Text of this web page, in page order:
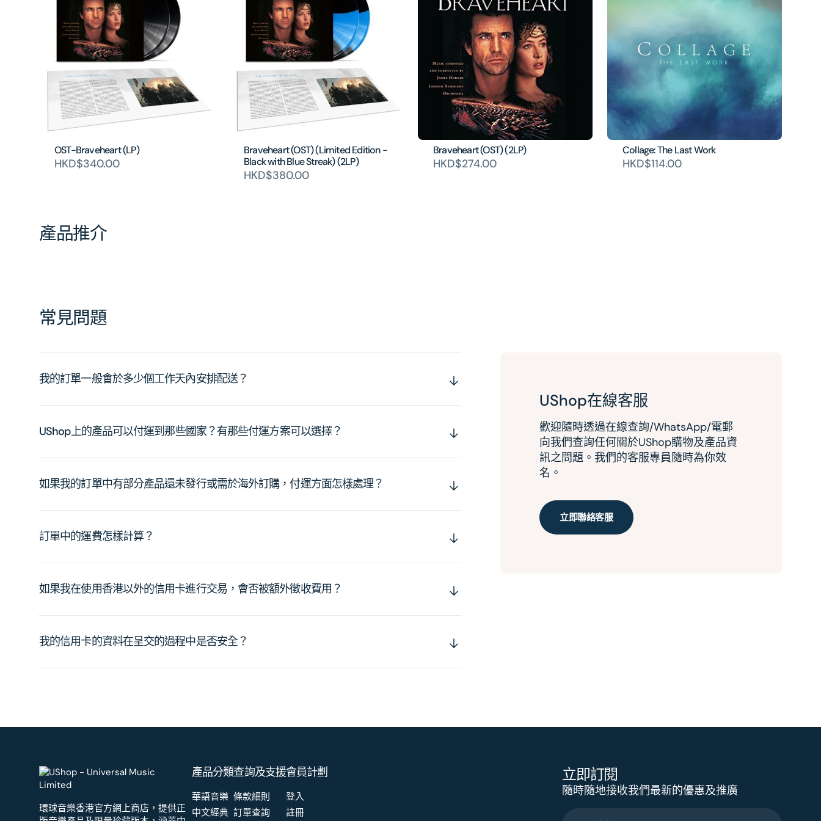
OST-Braveheart (LP)
HKD$340.00
Braveheart (OST) (Limited Edition -
Black with Blue Streak) (2LP)
HKD$380.00
Braveheart (OST) (2LP)
HKD$274.00
Collage: The Last Work
HKD$114.00
產品推介
常見問題
我的訂單一般會於多少個工作天內安排配送？
UShop上的產品可以付運到那些國家？有那些付運方案可以選擇？
如果我的訂單中有部分產品還未發行或需於海外訂購，付運方面怎樣處理？
訂單中的運費怎樣計算？
如果我在使用香港以外的信用卡進行交易，會否被額外徵收費用？
我的信用卡的資料在呈交的過程中是否安全？
UShop在線客服
歡迎隨時透過在線查詢/WhatsApp/電郵
向我們查詢任何關於UShop購物及產品資
訊之問題。我們的客服專員隨時為你效
名。
立即聯絡客服
環球音樂香港官方網上商店，提供正
產品分類
華語音樂
中文經典
查詢及支援
條款細則
訂單查詢
會員計劃
登入
註冊
立即訂閱
隨時隨地接收我們最新的優惠及推廣